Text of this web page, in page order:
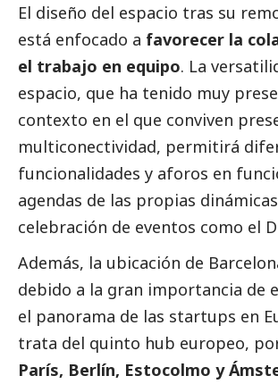
El diseño del espacio tras su
está enfocado a favorecer la
el trabajo en equipo. La
espacio, que ha tenido muy
contexto en el que conviven
multiconectividad, permitirá
funcionalidades y aforos en
agendas de las propias
celebración de eventos como el
Además, la ubicación de
debido a la gran importancia de
el panorama de las startups en
trata del quinto hub europeo,
París, Berlín, Estocolmo y